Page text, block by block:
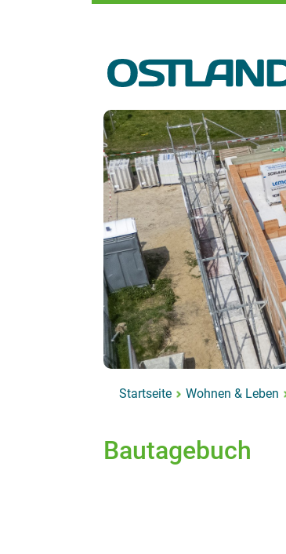
Jetzt Wunsch-
Hier zieht Dein
Wohnen & Leben
Startseite
Bautagebuch